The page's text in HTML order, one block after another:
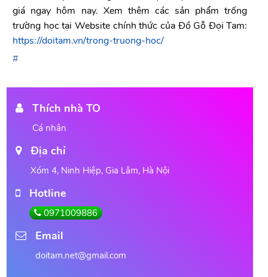
giá ngay hôm nay. Xem thêm các sản phẩm trống
trường học tại Website chính thức của Đồ Gỗ Đọi Tam:
https://doitam.vn/trong-truong-hoc/
Thích nhà TO
Cá nhân
Địa chỉ
Xóm 4, Ninh Hiệp, Gia Lâm, Hà Nội
Hotline
0971009886
Email
doitam.net@gmail.com